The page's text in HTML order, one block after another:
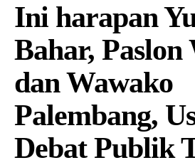
Ini harapan
Bahar,
dan Wawako
Palembang,
Debat Publik